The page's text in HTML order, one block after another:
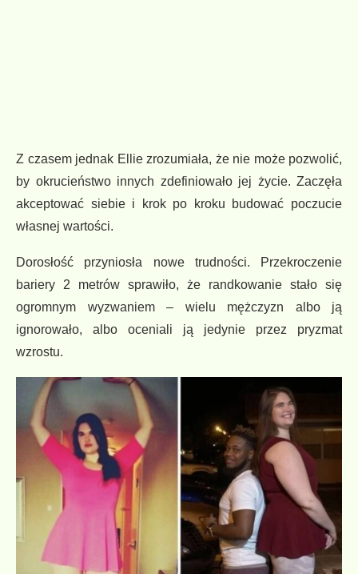
Z czasem jednak Ellie zrozumiała, że nie może pozwolić,
by okrucieństwo innych zdefiniowało jej życie. Zaczęła
akceptować siebie i krok po kroku budować poczucie
własnej wartości.
Dorosłość przyniosła nowe trudności. Przekroczenie
bariery 2 metrów sprawiło, że randkowanie stało się
ogromnym wyzwaniem – wielu mężczyzn albo ją
ignorowało, albo oceniali ją jedynie przez pryzmat
wzrostu.